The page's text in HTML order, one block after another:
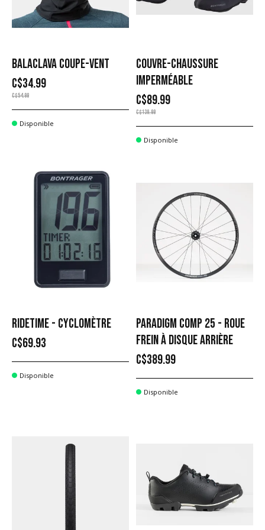
BALACLAVA COUPE-VENT
C$34.99
C$54.99
Disponible
COUVRE-CHAUSSURE
IMPERMÉABLE
C$89.99
C$139.99
Disponible
RIDETIME - CYCLOMÈTRE
C$69.93
Disponible
PARADIGM COMP 25 - ROUE
FREIN À DISQUE ARRIÈRE
C$389.99
Disponible